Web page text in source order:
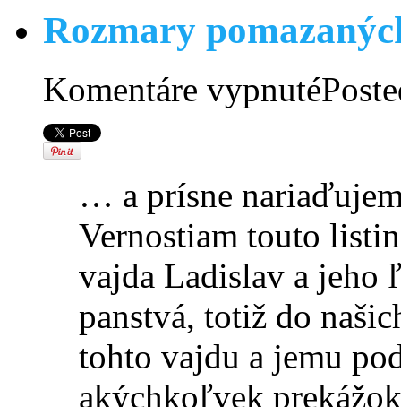
Rozmary
Komentáre vypnuténa
Rozmary
… a prísne
Vernostiam touto
vajda Ladislav a jeho
panstvá, totiž do
tohto vajdu a jemu
akýchkoľvek